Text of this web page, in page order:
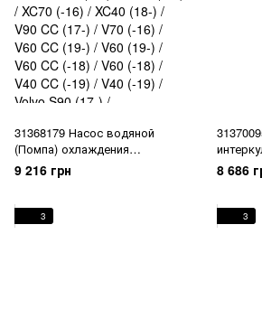
31368179 Насос водяной
(Помпа) охлаждения
двигателя Volvo XC90 (16-) /
Volvo XC60 (18-) / XC60 (-17) /
(17-) / V70 (-16) / V60 CC (19-) /
V60 (19-) / V60 CC (-18) / V60
9 216 грн
XC90
(17-) /
/ S60
8 686
3 3